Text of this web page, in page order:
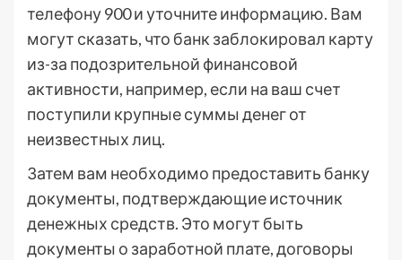
телефону 900 и уточните информацию. Вам
могут сказать, что банк заблокировал карту
из-за подозрительной финансовой
активности, например, если на ваш счет
поступили крупные суммы денег от
неизвестных лиц.
Затем вам необходимо предоставить банку
документы, подтверждающие источник
денежных средств. Это могут быть
документы о заработной плате, договоры